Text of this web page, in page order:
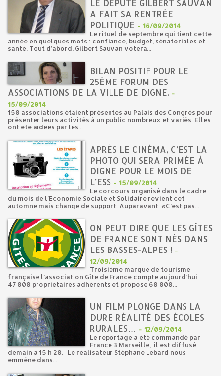
LE DÉPUTÉ GILBERT SAUVAN
A FAIT SA RENTRÉE
POLITIQUE - 16/09/2014
Le rituel de septembre qui tient cette
année en quelques mots : confiance, budget, sénatoriales et
santé. Tout d’abord, Gilbert Sauvan votera...
BILAN POSITIF POUR LE
25ÈME FORUM DES
ASSOCIATIONS DE LA VILLE DE DIGNE. -
15/09/2014
150 associations étaient présentes au Palais des Congrès pour
présenter leurs activités à un public nombreux et variés. Elles
ont été aidées par les...
APRÈS LE CINÉMA, C’EST LA
PHOTO QUI SERA PRIMÉE À
DIGNE POUR LE MOIS DE
L’ESS - 15/09/2014
Le concours organisé dans le cadre
du mois de l’Economie Sociale et Solidaire revient cet
automne mais change de support. Auparavant «C’est pas...
ON PEUT DIRE QUE LES GÎTES
DE FRANCE SONT NÉS DANS
LES BASSES-ALPES ! -
12/09/2014
Troisième marque de tourisme
française l’association Gîte de France compte aujourd’hui
47 000 propriétaires adhérents et propose 60 000...
UN FILM PLONGE DANS LA
DURE RÉALITÉ DES ÉCOLES
RURALES… - 12/09/2014
Le reportage a été commandé par
France 3 Marseille, il est diffusé
demain à 15 h 20. Le réalisateur Stéphane Lebard nous
emmène dans...